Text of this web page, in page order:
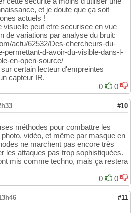
et je doute que ça soit
actuels !
visuelle peut etre securisee en vue
de variations par analyse du bruit:
actu/62532/Des-chercheurs-du-
permettant-d-avoir-du-visible-dans-l-
en-open-source/
certain lecteur d'empreintes
capteur IR.
0
0
#10
méthodes pour combattre les
vidéo, et même par masque en
ne marchent pas encore très
les attaques pas trop sophistiquées.
mis comme techno, mais ça restera
0
0
#11